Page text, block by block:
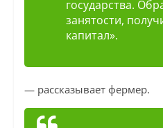
государства.
занятости,
капитал».
— рассказывает фермер.